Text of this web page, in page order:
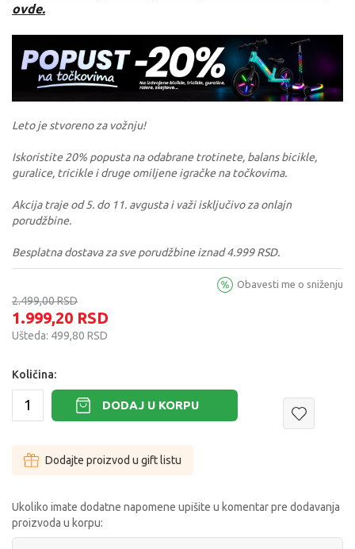
ovde.
Leto je stvoreno za vožnju!
Iskoristite 20% popusta na odabrane trotinete, balans bicikle,
guralice, tricikle i druge omiljene igračke na točkovima.
Akcija traje od 5. do 11. avgusta i važi isključivo za onlajn
porudžbine.
Besplatna dostava za sve porudžbine iznad 4.999 RSD.
2.499,00RSD
1.999,20 RSD
Ušteda: 499,80 RSD
Obavesti me o sniženju
Količina:
DODAJ U KORPU
Dodajte proizvod u gift listu
Ukoliko imate dodatne napomene upišite u komentar pre dodavanja
proizvoda u korpu: